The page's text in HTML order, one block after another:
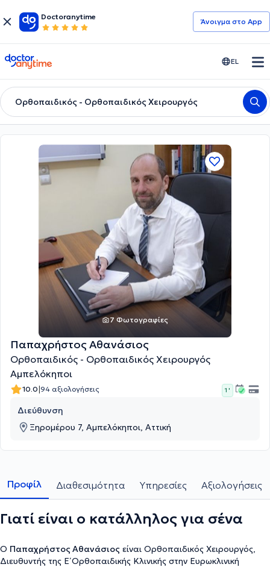
Doctoranytime
Άνοιγμα στο App
doctoranytime EL
Ορθοπαιδικός - Ορθοπαιδικός Χειρουργός
7 Φωτογραφίες
Παπαχρήστος Αθανάσιος
Ορθοπαιδικός - Ορθοπαιδικός Χειρουργός
Αμπελόκηποι
10.0|94 αξιολογήσεις 1 '
Διεύθυνση
Ξηρομέρου 7, Αμπελόκηποι, Αττική
Προφίλ Διαθεσιμότητα Υπηρεσίες Αξιολογήσεις
Γιατί είναι ο κατάλληλος για σένα
Ο Παπαχρήστος Αθανάσιος είναι Ορθοπαιδικός Χειρουργός,
Διευθυντής της Ε΄ Ορθοπαιδικής Κλινικής στην Ευρωκλινική